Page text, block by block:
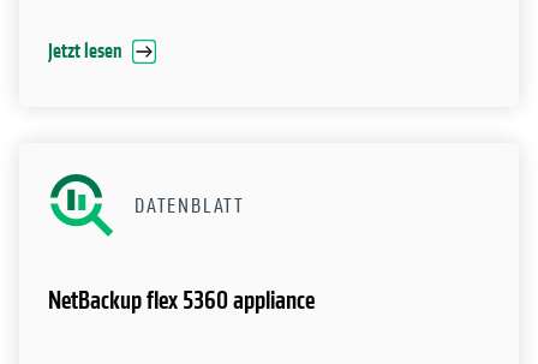
Jetzt lesen
DATENBLATT
NetBackup flex 5360 appliance